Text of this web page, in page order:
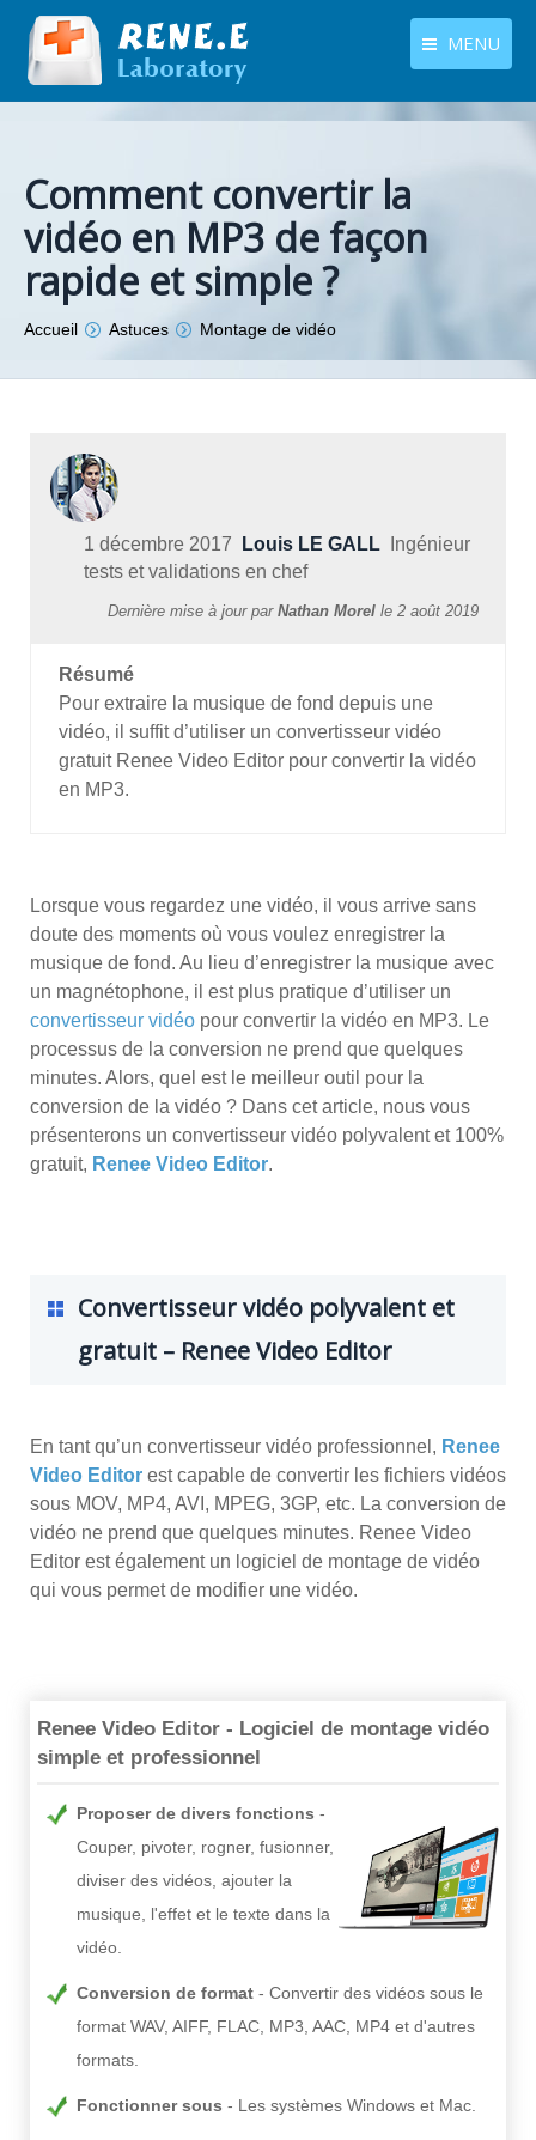
MENU
Produits
Centre de téléchargement
Boutique
Tutoriels
Contactez-nous
français
Comment convertir la
vidéo en MP3 de façon
rapide et simple ?
Vous êtes ici :
Accueil Astuces Montage de vidéo
1 décembre 2017 Louis LE GALL Ingénieur
tests et validations en chef
Dernière mise à jour par Nathan Morel le 2 août 2019
Résumé
Pour extraire la musique de fond depuis une
vidéo, il suffit d’utiliser un convertisseur vidéo
gratuit Renee Video Editor pour convertir la vidéo
en MP3.
Lorsque vous regardez une vidéo, il vous arrive sans
doute des moments où vous voulez enregistrer la
musique de fond. Au lieu d’enregistrer la musique avec
un magnétophone, il est plus pratique d’utiliser un
convertisseur vidéo pour convertir la vidéo en MP3. Le
processus de la conversion ne prend que quelques
minutes. Alors, quel est le meilleur outil pour la
conversion de la vidéo ? Dans cet article, nous vous
présenterons un convertisseur vidéo polyvalent et 100%
gratuit, Renee Video Editor.
Convertisseur vidéo polyvalent et
gratuit – Renee Video Editor
En tant qu’un convertisseur vidéo professionnel, Renee
Video Editor est capable de convertir les fichiers vidéos
sous MOV, MP4, AVI, MPEG, 3GP, etc. La conversion de
vidéo ne prend que quelques minutes. Renee Video
Editor est également un logiciel de montage de vidéo
qui vous permet de modifier une vidéo.
Renee Video Editor - Logiciel de montage vidéo
simple et professionnel
Proposer de divers fonctions
Couper, pivoter, rogner, fusionner,
diviser des vidéos, ajouter la
musique, l'effet et le texte dans la
vidéo.
Conversion de format
Convertir des vidéos sous le
format WAV, AIFF, FLAC, MP3, AAC, MP4 et d'autres
formats.
Fonctionner sous Les systèmes Windows et Mac.